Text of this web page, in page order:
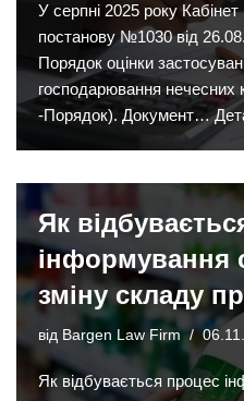
У серпні 2025 року Кабінет
постанову №1030 від
Порядок оцінки
господарювання нечесних
-Порядок). Документ…
Як
інформування
зміну складу
від Bargen Law Firm
Як відбувається процес